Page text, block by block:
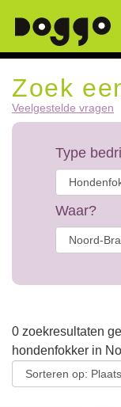
Zoek
Veelgestelde vragen
Type
Waar?
0 zoekresultaten
hondenfokker in